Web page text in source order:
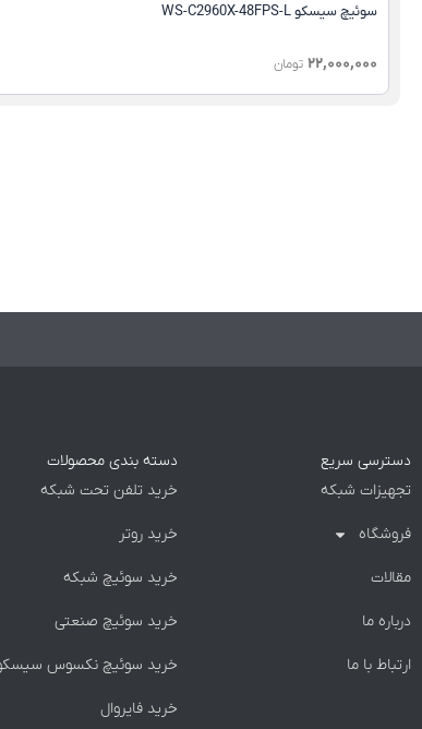
سوئیچ سیسکو WS-C2960X-48FPS-L
۲۲,۰۰۰,۰۰۰ تومان
دسترسی سریع
تجهیزات شبکه
فروشگاه
مقالات
درباره ما
ارتباط با ما
دسته بندی محصولات
خرید تلفن تحت شبکه
خرید روتر
خرید سوئیچ شبکه
خرید سوئیچ صنعتی
خرید سوئیچ نکسوس
خرید فایروال